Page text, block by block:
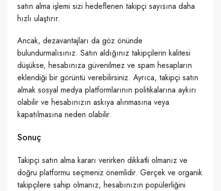
satın alma işlemi sizi hedeflenen takipçi sayısına daha
hızlı ulaştırır.
Ancak, dezavantajları da göz önünde
bulundurmalısınız. Satın aldığınız takipçilerin kalitesi
düşükse, hesabınıza güvenilmez ve spam hesapların
eklendiği bir görüntü verebilirsiniz. Ayrıca, takipçi satın
almak sosyal medya platformlarının politikalarına aykırı
olabilir ve hesabınızın askıya alınmasına veya
kapatılmasına neden olabilir.
Sonuç
Takipçi satın alma kararı verirken dikkatli olmanız ve
doğru platformu seçmeniz önemlidir. Gerçek ve organik
takipçilere sahip olmanız, hesabınızın popülerliğini